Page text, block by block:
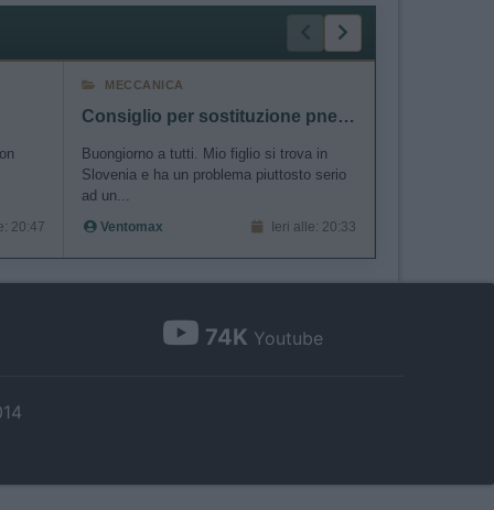
20:47
MECCANICA
Consiglio per sostituzione pneumatico in Slovenia
Buongiorno a tutti. Mio figlio si trova in
Slovenia e ha un problema piuttosto serio
ad un...
Ventomax Ieri alle: 20:33
74K Youtube